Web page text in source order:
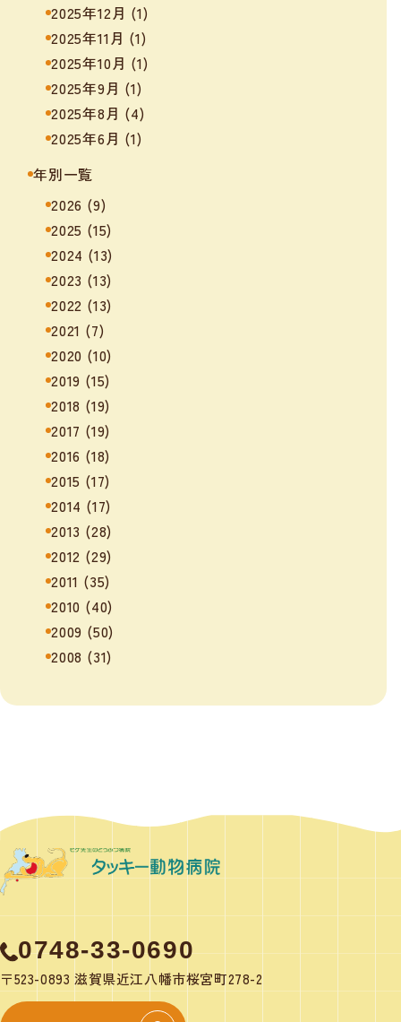
2025年12月 (1)
2025年11月 (1)
2025年10月 (1)
2025年9月 (1)
2025年8月 (4)
2025年6月 (1)
年別一覧
2026 (9)
2025 (15)
2024 (13)
2023 (13)
2022 (13)
2021 (7)
2020 (10)
2019 (15)
2018 (19)
2017 (19)
2016 (18)
2015 (17)
2014 (17)
2013 (28)
2012 (29)
2011 (35)
2010 (40)
2009 (50)
2008 (31)
0748-33-0690
〒523-0893 滋賀県近江八幡市桜宮町278-2